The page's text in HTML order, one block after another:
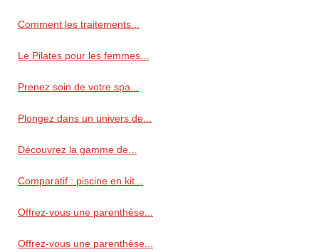
Comment les traitements...
Le Pilates pour les femmes...
Prenez soin de votre spa...
Plongez dans un univers de...
Découvrez la gamme de...
Comparatif : piscine en kit...
Offrez-vous une parenthèse...
Offrez-vous une parenthèse...